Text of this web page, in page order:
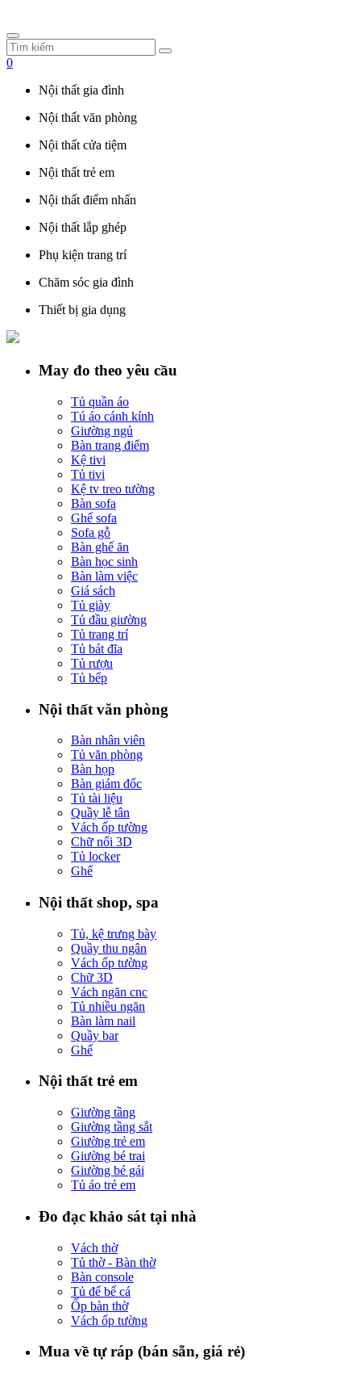
0
Nội thất gia đình
Nội thất văn phòng
Nội thất cửa tiệm
Nội thất trẻ em
Nội thất điểm nhấn
Nội thất lắp ghép
Phụ kiện trang trí
Chăm sóc gia đình
Thiết bị gia dụng
May đo theo yêu cầu
Tủ quần áo
Tú áo cánh kính
Giường ngủ
Bàn trang điểm
Kệ tivi
Tủ tivi
Kệ tv treo tường
Bàn sofa
Ghế sofa
Sofa gỗ
Bàn ghế ăn
Bàn học sinh
Bàn làm việc
Giá sách
Tủ giày
Tủ đầu giường
Tủ trang trí
Tủ bát đĩa
Tủ rượu
Tủ bếp
Nội thất văn phòng
Bàn nhân viên
Tủ văn phòng
Bàn họp
Bàn giám đốc
Tủ tài liệu
Quầy lễ tân
Vách ốp tường
Chữ nổi 3D
Tủ locker
Ghế
Nội thất shop, spa
Tủ, kệ trưng bày
Quầy thu ngân
Vách ốp tường
Chữ 3D
Vách ngăn cnc
Tủ nhiều ngăn
Bàn làm nail
Quầy bar
Ghế
Nội thất trẻ em
Giường tầng
Giường tầng sắt
Giường trẻ em
Giường bé trai
Giường bé gái
Tủ áo trẻ em
Đo đạc khảo sát tại nhà
Vách thờ
Tủ thờ - Bàn thờ
Bàn console
Tủ để bể cá
Ốp bàn thờ
Vách ốp tường
Mua về tự ráp (bán sẵn, giá rẻ)